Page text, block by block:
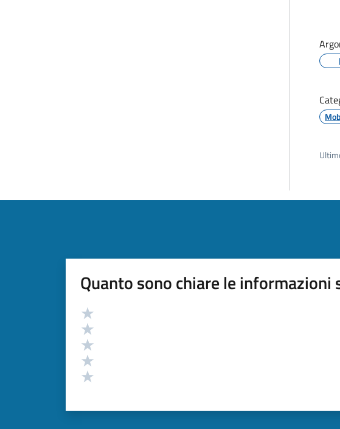
Quanto sono chiare le informazioni
Valutazione